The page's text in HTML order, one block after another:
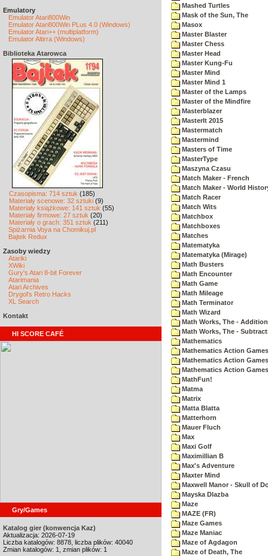
Emulatory
Emulator Atari800Win
Emulator Atari800Win PLus 4.0 (Windows)
Emulator Atari++ (multiplatform)
Emulator Altirra (Windows)
Biblioteka Atarowca
Czasopisma: 714 sztuk (185)
Materiały scenowe: 32 sztuki (9)
Materiały książkowe: 141 sztuk (55)
Materiały firmowe: 27 sztuk (20)
Materiały o grach: 351 sztuk (211)
Spiżarnia Voya na Chomikuj.pl
Bajtek Redux
Zasoby wiedzy
Atariki
XWiki
Gury's Atari 8-bit Forever
Atarimania
Atari Archives
Drygol's Retro Hacks
XL Search
Kontakt
HI SCORE CAFÉ
Gry/Games
Katalog gier (konwencja Kaz)
Aktualizacja: 2026-07-19
Liczba katalogów: 8878, liczba plików: 40040
Zmian katalogów: 1, zmian plików: 1
Mashed Turtles
Mask of the Sun, The
Masox
Master Blaster
Master Chess
Master Head
Master Kung-Fu
Master Mind
Master Mind 1
Master of the Lamps
Master of the Mindfire
Masterblazer
MasterIt 2015
Mastermatch
Mastermind
Masters of Time
MasterType
Maszyna Czasu
Match Maker - French
Match Maker - World
Match Racer
Match Wits
Matchbox
Matchboxes
Matches
Matematyka
Matematyka (Mirage)
Math Busters
Math Encounter
Math Game
Math Mileage
Math Terminator
Math Wizard
Math Works, The - Addition
Math Works, The -
Mathematics
Mathematics Action
Mathematics Action
Mathematics Action
MathFun!
Matma
Matrix
Matta Blatta
Matterhorn
Mauer Fluch
Max
Maxi Golf
Maximillian B
Max's Adventure
Maxter Mind
Maxwell Manor - Skull of
Mayska Dlazba
Maze
MAZE (FR)
Maze Games
Maze Maniac
Maze of Agdagon
Maze of Death, The